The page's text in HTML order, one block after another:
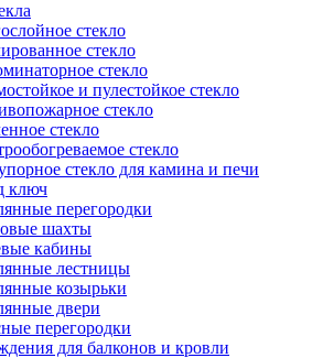
стекло
стекло
стекло
и пулестойкое стекло
стекло
стекло
стекло
стекло для камина и печи
ключ
перегородки
шахты
кабины
лестницы
козырьки
двери
перегородки
для балконов и кровли